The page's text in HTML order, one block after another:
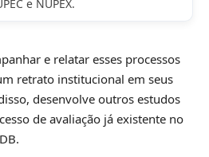
e NUPEX.
e relatar esses processos
retrato institucional em seus
desenvolve outros estudos
de avaliação já existente no